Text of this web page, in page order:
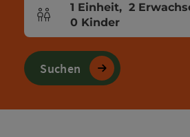
Einheitenanzahl und
1 Einheit, 2
0 Kinder
Suchen